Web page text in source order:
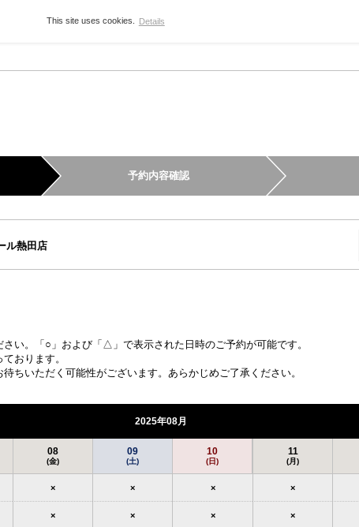
予約内容確認
ル熱田店
い。「○」および「△」で表示された日時のご予約が可能です。
おります。
ちいただく可能性がございます。あらかじめご了承ください。
2025年08月
08
(金)
09
(土)
10
(日)
11
(月)
× × × ×
× × × ×
This site uses cookies. Details